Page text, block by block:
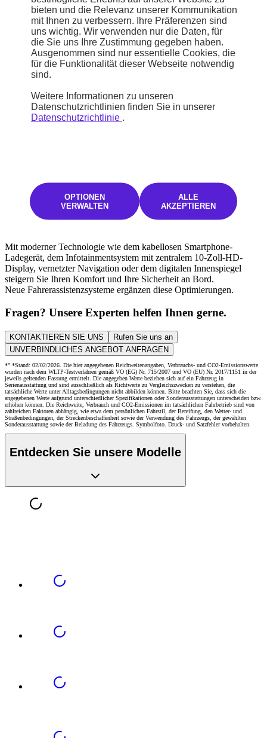
schaffen.
Optimierter Fahrkomfort
Mit moderner Technologie wie dem kabellosen Smartphone-
Ladegerät, dem Infotainmentsystem mit zentralem 10-Zoll-HD-
Display, vernetzter Navigation oder dem digitalen Innenspiegel
steigern Sie Ihren Komfort und Ihre Sicherheit an Bord.
Neue Fahrerassistenzsysteme ergänzen diese Optimierungen.
Fragen? Unsere Experten helfen Ihnen gerne.
KONTAKTIEREN SIE UNS
Rufen Sie uns an
UNVERBINDLICHES ANGEBOT ANFRAGEN
*" *Stand: 02/02/2026. Die hier angegebenen Reichweitenangaben, Verbrauchs- und CO2-Emissionswerte
wurden nach dem WLTP-Testverfahren gemäß VO (EG) Nr. 715/2007 und VO (EU) Nr. 2017/1151 in der
jeweils geltenden Fassung ermittelt. Die angegeben Werte beziehen sich auf ein Fahrzeug in
Serienausstattung und sind ausschließlich als Richtwerte zu Vergleichszwecken zu verstehen, die
tatsächliche Werte unter Alltagsbedingungen nicht abbilden können. Bitte beachten Sie, dass sich die
angegebenen Werte aufgrund unterschiedlicher Spezifikationen oder Sonderausstattungen unterscheiden bzw.
erhöhen können. Die Reichweite, Verbrauch und CO2-Emissionen im tatsächlichen Fahrbetrieb sind von
zahlreichen Faktoren abhängig, wie etwa dem persönlichen Fahrstil, der Bereifung, den Wetter- und
Straßenbedingungen, der Streckenbeschaffenheit sowie der Verwendung des Fahrzeugs, der gewählten
Sonderausstattung sowie der Beladung des Fahrzeugs. Symbolfoto. Druck- und Satzfehler vorbehalten.
Entdecken Sie unsere Modelle
bieten und die Relevanz unserer Kommunikation
mit Ihnen zu verbessern. Ihre Präferenzen sind
uns wichtig. Wir verwenden nur die Daten, für
die Sie uns Ihre Zustimmung gegeben haben.
Ausgenommen sind nur essentielle Cookies, die
für die Funktionalität dieser Webseite notwendig
sind.
Weitere Informationen zu unseren
Datenschutzrichtlinien finden Sie in unserer
Datenschutzrichtlinie
OPTIONEN
VERWALTEN
ALLE
AKZEPTIEREN